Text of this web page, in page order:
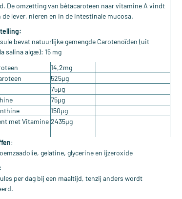
De omzetting van bètacaroteen naar vitamine A vindt
de lever, nieren en in de intestinale mucosa.
bevat natuurlijke gemengde Carotenoïden (uit
salina algæ): 15 mg
14,2mg
525µg
75µg
75µg
150µg
met Vitamine 2435µg
:
gelatine, glycerine en ijzeroxide
per dag bij een maaltijd, tenzij anders wordt